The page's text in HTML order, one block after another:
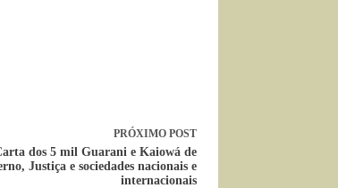
PRÓXIMO POST
dos 5 mil Guarani e Kaiowá de
Justiça e sociedades nacionais e
internacionais